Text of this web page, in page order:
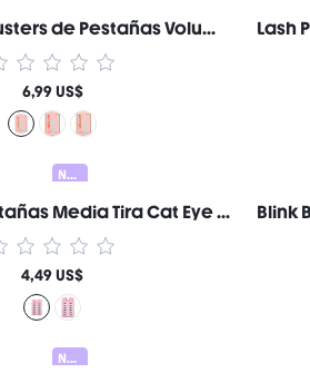
Lash Pages Clusters de Pestañas Volumen Feisty Marca de Belleza Cosmética Maquillaje para Mujeres y Niñas
6,99 US$
Nuevo
Flutter Flirt Pestañas Media Tira Cat Eye Volumen Marca de Belleza Cosmética Maquillaje para Mujeres y Niñas
4,49 US$
Nuevo